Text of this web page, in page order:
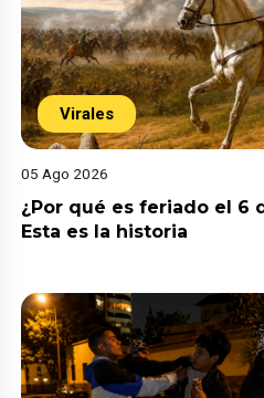
Virales
05 Ago 2026
¿Por qué es feriado el 6
Esta es la historia